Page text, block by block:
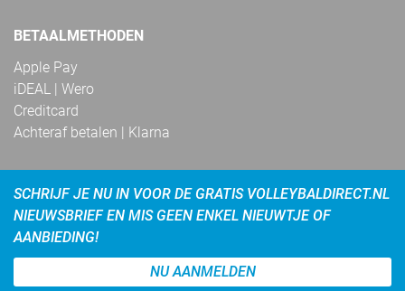
BETAALMETHODEN
Apple Pay
iDEAL | Wero
Creditcard
Achteraf betalen | Klarna
SCHRIJF JE NU IN VOOR DE GRATIS VOLLEYBALDIRECT.NL
NIEUWSBRIEF EN MIS GEEN ENKEL NIEUWTJE OF
AANBIEDING!
NU AANMELDEN